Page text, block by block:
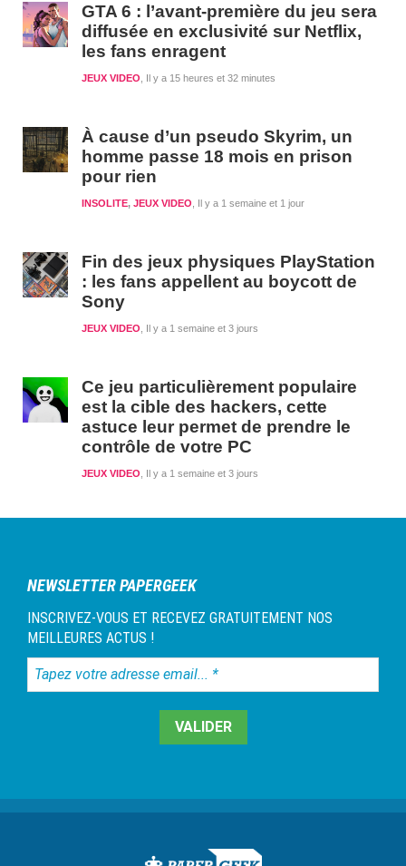
GTA 6 : l’avant-première du jeu sera
diffusée en exclusivité sur Netflix,
les fans enragent
Il y a 15 heures et 32 minutes
JEUX VIDEO
À cause d’un pseudo Skyrim, un
homme passe 18 mois en prison
pour rien
Il y a 1 semaine et 1 jour
INSOLITE, JEUX VIDEO
Fin des jeux physiques PlayStation
: les fans appellent au boycott de
Sony
Il y a 1 semaine et 3 jours
JEUX VIDEO
Ce jeu particulièrement populaire
est la cible des hackers, cette
astuce leur permet de prendre le
contrôle de votre PC
Il y a 1 semaine et 3 jours
JEUX VIDEO
NEWSLETTER PAPERGEEK
INSCRIVEZ-VOUS ET RECEVEZ GRATUITEMENT NOS
MEILLEURES ACTUS !
Tapez
votre